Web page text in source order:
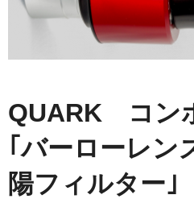
QUARK コン
｢バーローレン
陽フィルター｣